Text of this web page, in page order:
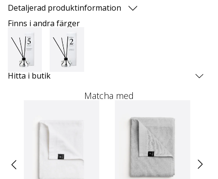
Detaljerad produktinformation
Finns i andra färger
Hitta i butik
Matcha med